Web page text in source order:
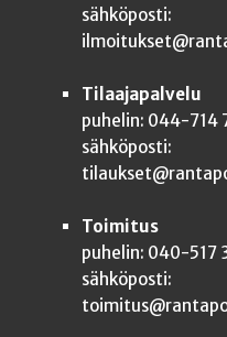
sähköposti:
Tilaajapalvelu
puhelin: 044-714
sähköposti:
Toimitus
puhelin: 040-517
sähköposti: